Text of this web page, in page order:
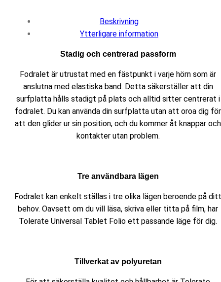
Beskrivning
Ytterligare information
Stadig och centrerad passform
Fodralet är utrustat med en fästpunkt i varje hörn som är
anslutna med elastiska band. Detta säkerställer att din
surfplatta hålls stadigt på plats och alltid sitter centrerat i
fodralet. Du kan använda din surfplatta utan att oroa dig för
att den glider ur sin position, och du kommer åt knappar och
kontakter utan problem.
Tre användbara lägen
Fodralet kan enkelt ställas i tre olika lägen beroende på ditt
behov. Oavsett om du vill läsa, skriva eller titta på film, har
Tolerate Universal Tablet Folio ett passande läge för dig.
Tillverkat av polyuretan